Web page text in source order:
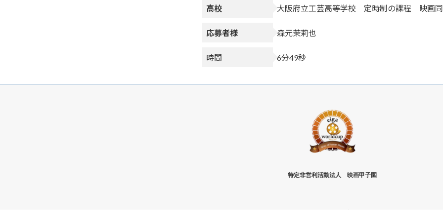
高校 大阪府立工芸高等学校 定時制の課程 映画
応募者様 森元茉莉也
時間 6分49秒
特定非営利活動法人 映画甲子園